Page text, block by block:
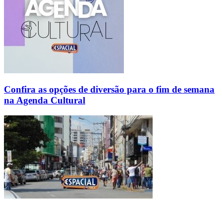
Confira as opções de diversão para o fim de semana
na Agenda Cultural